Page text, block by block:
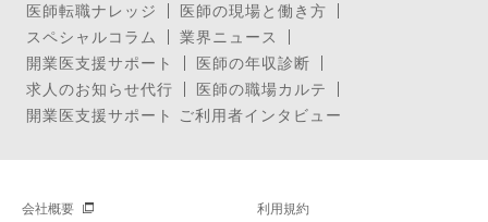
医師転職ナレッジ
医師の現場と働き方
スペシャルコラム
業界ニュース
開業医支援サポート
医師の年収診断
求人のお知らせ代行
医師の職場カルテ
開業医支援サポート ご利用者インタビュー
会社概要 利用規約